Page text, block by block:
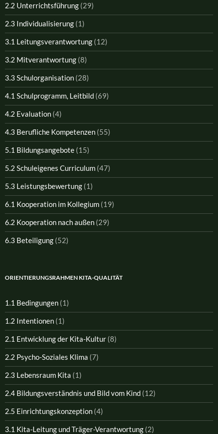
2.2 Unterrichtsführung (29)
2.3 Individualisierung (1)
3.1 Leitungsverantwortung (12)
3.2 Mitverantwortung (8)
3.3 Schulorganisation (28)
4.1 Schulprogramm, Leitbild (69)
4.2 Evaluation (4)
4.3 Berufliche Kompetenzen (55)
5.1 Bildungsangebote (15)
5.2 Schuleigenes Curriculum (47)
5.3 Leistungsbewertung (1)
6.1 Kooperation im Kollegium (19)
6.2 Kooperation nach außen (29)
6.3 Beteiligung (52)
ORIENTIERUNGSRAHMEN KITA-QUALITÄT
1.1 Bedingungen (1)
1.2 Intentionen (1)
2.1 Entwicklung der Kita-Kultur (8)
2.2 Psycho-Soziales Klima (7)
2.3 Lebensraum Kita (1)
2.4 Bildungsverständnis und Bild vom Kind (12)
2.5 Einrichtungskonzeption (4)
3.1 Kita-Leitung und Träger-Verantwortung (2)